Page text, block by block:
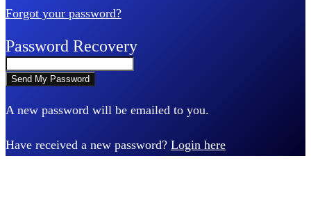
Forgot your password?
Password Recovery
A new password will be emailed to you.
Have received a new password? Login here